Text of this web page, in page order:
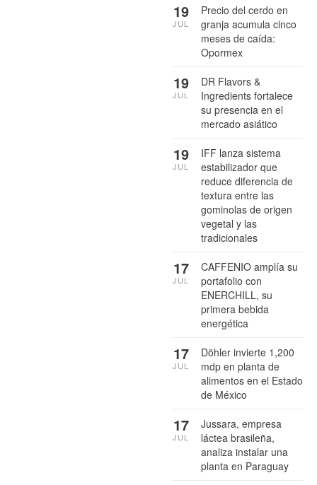
Precio del cerdo en
granja acumula cinco
meses de caída:
Opormex
19
JUL
DR Flavors &
Ingredients fortalece
su presencia en el
mercado asiático
19
JUL
IFF lanza sistema
estabilizador que
reduce diferencia de
textura entre las
gominolas de origen
vegetal y las
tradicionales
19
JUL
CAFFENIO amplía su
portafolio con
ENERCHILL, su
primera bebida
energética
17
JUL
Döhler invierte 1,200
mdp en planta de
alimentos en el Estado
de México
17
JUL
Jussara, empresa
láctea brasileña,
analiza instalar una
planta en Paraguay
17
JUL